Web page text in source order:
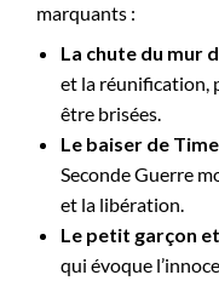
marquants :
La chute du mur
et la réunification,
être brisées.
Le baiser de
Seconde Guerre
et la libération.
Le petit garçon
qui évoque